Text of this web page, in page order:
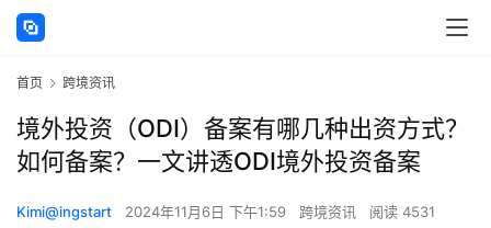
首页 跨境资讯
境外投资（ODI）备案有哪几种出资方式？
如何备案？一文讲透ODI境外投资备案
Kimi@ingstart 2024年11月6日 下午1:59 跨境资讯 阅读 4531